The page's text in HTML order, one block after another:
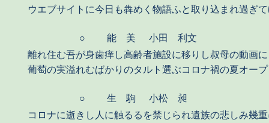
ウエブサイトに今日も犇めく物語ふと取り込まれ過ぎ
○ 能 美
小田 利文
離れ住む吾が身歯痒し高齢者施設に移りし叔母の動画に
葡萄の実溢れむばかりのタルト選ぶコロナ禍の夏オー
○ 生 駒
小松 昶
コロナに逝きし人に触るるを禁じられ遺族の悲しみ幾